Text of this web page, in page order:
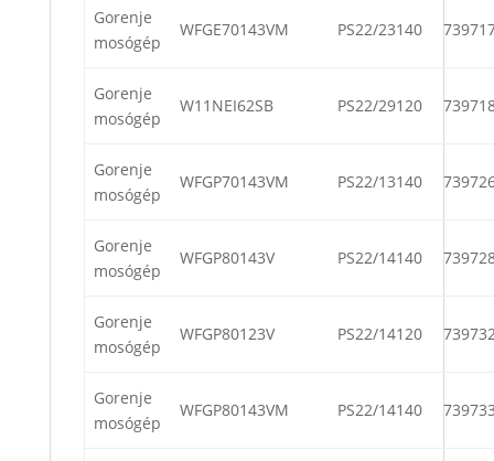
Gorenje
mosógép
WFGE70143VM PS22/23140
Gorenje
mosógép
W11NEI62SB PS22/29120
Gorenje
mosógép
WFGP70143VM PS22/13140
Gorenje
mosógép
WFGP80143V PS22/14140
Gorenje
mosógép
WFGP80123V PS22/14120
Gorenje
mosógép
WFGP80143VM PS22/14140